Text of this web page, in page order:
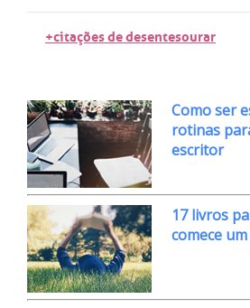
+citações de desentesourar
Como ser
rotinas
escritor
17 livros
comece